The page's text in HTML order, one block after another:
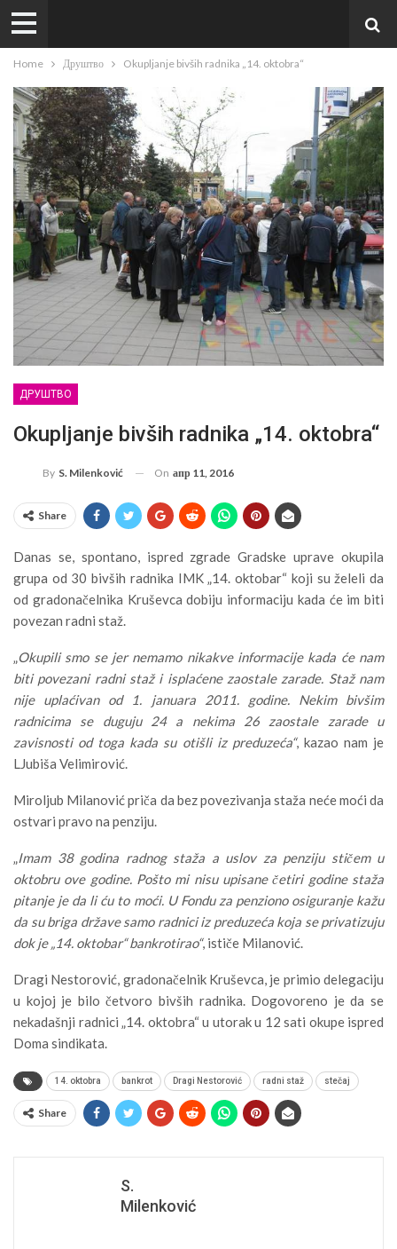
Home Друштво Okupljanje bivših radnika „14. oktobra“
ДРУШТВО
Okupljanje bivših radnika „14. oktobra“
By S. Milenković On апр 11, 2016
Share
Danas se, spontano, ispred zgrade Gradske uprave okupila
grupa od 30 bivših radnika IMK „14. oktobar“ koji su želeli da
od gradonačelnika Kruševca dobiju informaciju kada će im biti
povezan radni staž.
„Okupili smo se jer nemamo nikakve informacije kada će nam
biti povezani radni staž i isplaćene zaostale zarade. Staž nam
nije uplaćivan od 1. januara 2011. godine. Nekim bivšim
radnicima se duguju 24 a nekima 26 zaostale zarade u
zavisnosti od toga kada su otišli iz preduzeća“, kazao nam je
LJubiša Velimirović.
Miroljub Milanović priča da bez povezivanja staža neće moći da
ostvari pravo na penziju.
„Imam 38 godina radnog staža a uslov za penziju stičem u
oktobru ove godine. Pošto mi nisu upisane četiri godine staža
pitanje je da li ću to moći. U Fondu za penziono osiguranje kažu
da su briga države samo radnici iz preduzeća koja se privatizuju
dok je „14. oktobar“ bankrotirao“, ističe Milanović.
Dragi Nestorović, gradonačelnik Kruševca, je primio delegaciju
u kojoj je bilo četvoro bivših radnika. Dogovoreno je da se
nekadašnji radnici „14. oktobra“ u utorak u 12 sati okupe ispred
Doma sindikata.
14. oktobra bankrot Dragi Nestorović radni staž stečaj
Share
S.
Milenković